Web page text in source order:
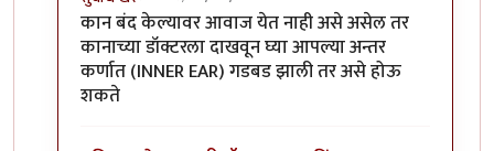
In reply toनाही.byतमराज किल्विष
कान बंद केल्यावर आवाज येत नाही असे असेल तर
कानाच्या डॉक्टरला दाखवून घ्या आपल्या अन्तर
कर्णात (INNER EAR) गडबड झाली तर असे होऊ
शकते